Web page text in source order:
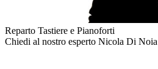
Reparto Tastiere e Pianoforti
Chiedi al nostro esperto Nicola Di Noia